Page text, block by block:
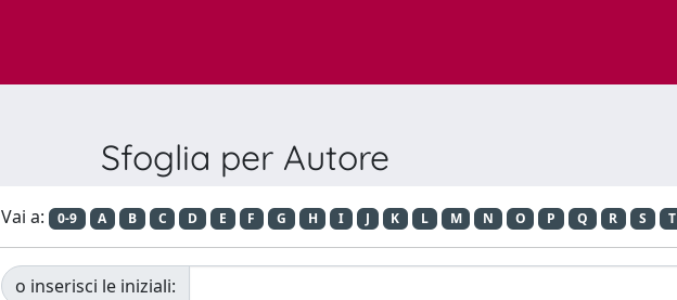
Sfoglia per Autore
Vai a: 0-9 A B C D E F G H I J K L M N O P Q R S T
o inserisci le iniziali: